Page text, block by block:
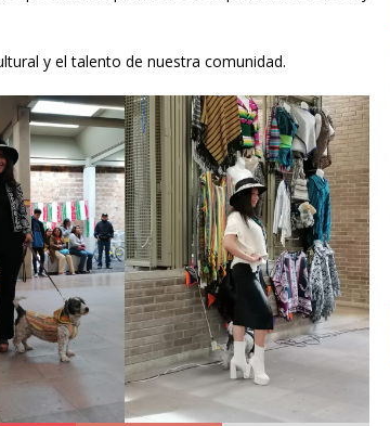
Claudia Sheinbaum asistencia a la cumbre en España;
paz, soberanía y dignidad
MUNDO
Y LORENA CUÉLLAR INAUGURAN UNIVERSIDAD
EN TEOLOCHOLCO
MUNICIPIOS
del Bicentenario del Senado de la República
UNCATEGORIZED
y el talento de nuestra comunidad.